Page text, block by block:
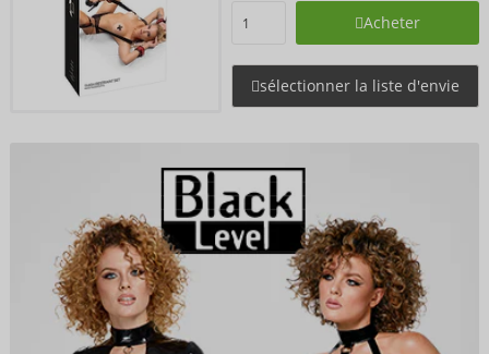
Acheter
sélectionner la liste d'envie